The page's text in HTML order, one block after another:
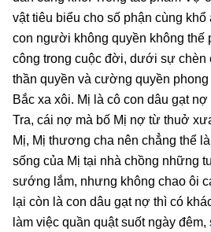
vật tiêu biểu cho số phận cùng khổ
con người không quyền không thế
công trong cuộc đời, dưới sự chèn
thần quyền và cường quyền
Bắc xa xôi. Mị là cô con dâu gạt
Tra, cái nợ mà bố Mị nợ từ thuở
Mị, Mị thương cha nên chẳng thể
sống của Mị tại nhà chồng những
sướng lắm, nhưng không chao ôi
lại còn là con dâu gạt nợ thì có
làm việc quần quật suốt ngày